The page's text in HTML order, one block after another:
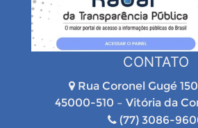
CONTATO
Rua Coronel Gugé
45000-510 – Vitória da
(77) 3086-